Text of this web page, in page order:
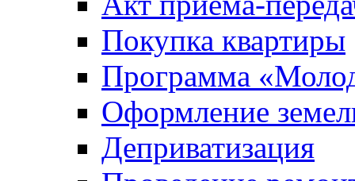
Покупка квартиры
Программа
Оформление
Деприватизация